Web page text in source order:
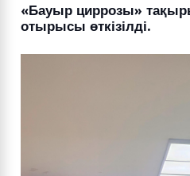
«Бауыр циррозы»
отырысы өткізілді.